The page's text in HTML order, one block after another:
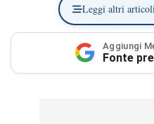
Leggi altri
Aggiungi
Fonte